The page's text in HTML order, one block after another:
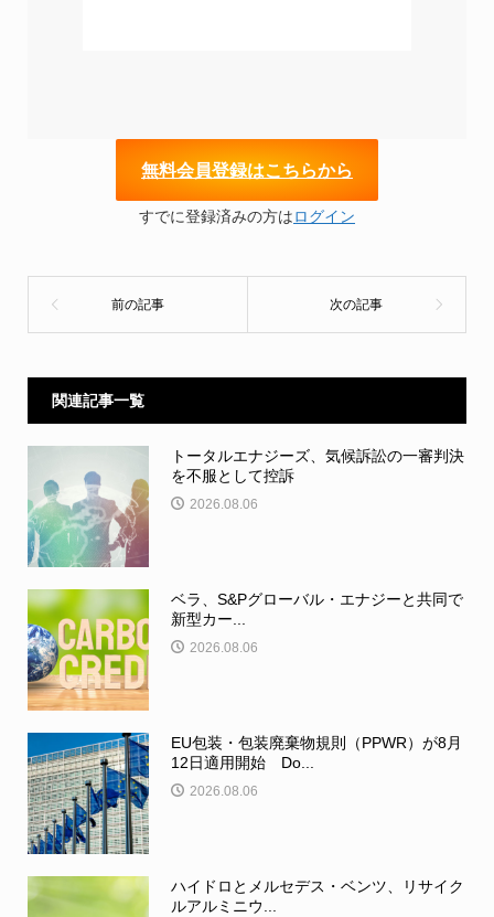
無料会員登録はこちらから
すでに登録済みの方はログイン
関連記事一覧
トータルエナジーズ、気候訴訟の一審判決
を不服として控訴
2026.08.06
ベラ、S&Pグローバル・エナジーと共同で
新型カー...
2026.08.06
EU包装・包装廃棄物規則（PPWR）が8月
12日適用開始 Do...
2026.08.06
ハイドロとメルセデス・ベンツ、リサイク
ルアルミニウ...